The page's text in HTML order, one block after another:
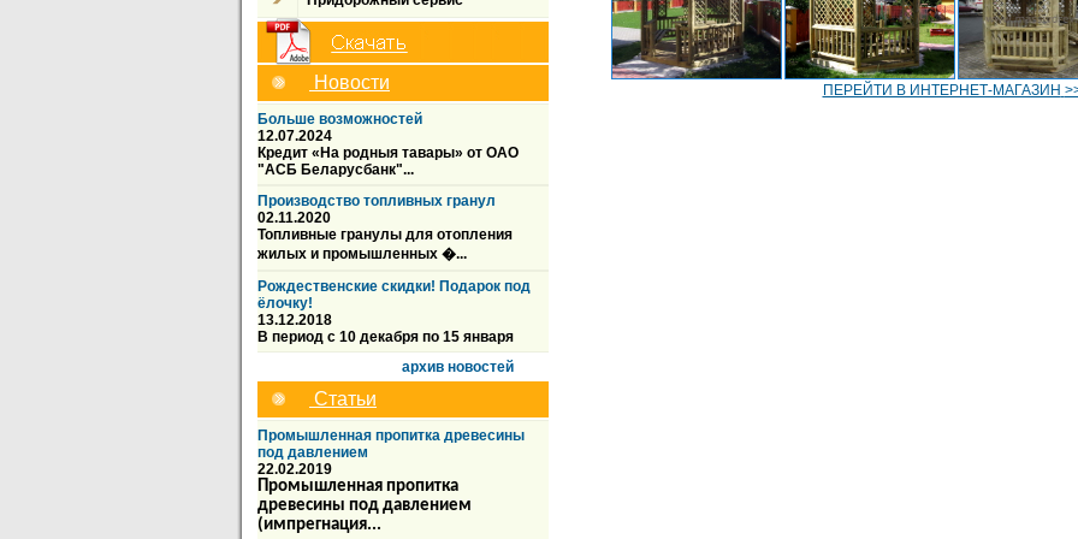
Новости
Больше возможностей
12.07.2024
Кредит «На родныя тавары» от ОАО
"АСБ Беларусбанк"...
Производство топливных гранул
02.11.2020
Топливные гранулы для отопления
жилых и промышленных �...
Рождественские скидки! Подарок под
ёлочку!
13.12.2018
В период с 10 декабря по 15 января
архив новостей
Статьи
Промышленная пропитка древесины
под давлением
22.02.2019
Промышленная пропитка
древесины под давлением
(импрегнация...
ПЕРЕЙТИ В ИНТЕРНЕТ-МАГАЗИН